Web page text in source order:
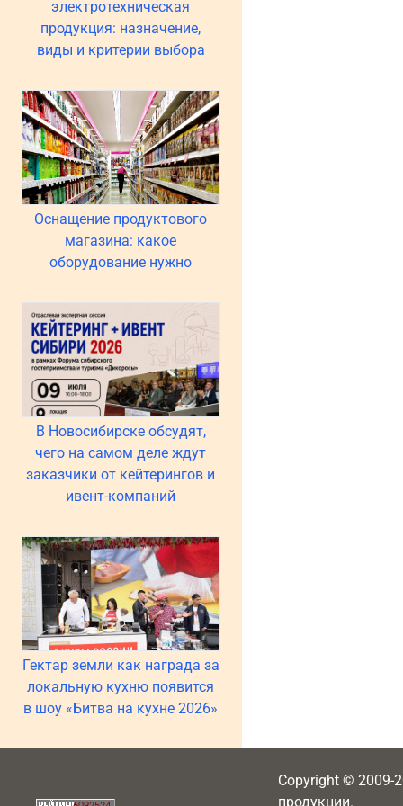
электротехническая
продукция: назначение,
виды и критерии выбора
Оснащение продуктового
магазина: какое
оборудование нужно
В Новосибирске обсудят,
чего на самом деле ждут
заказчики от кейтерингов и
ивент-компаний
Гектар земли как награда за
локальную кухню появится
в шоу «Битва на кухне 2026»
Copyright © 2009-
продукции.